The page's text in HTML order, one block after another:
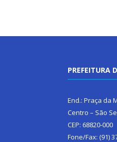
PREFEITURA
End.: Praça da
Centro – São
CEP: 68820-000
Fone/Fax: (91)